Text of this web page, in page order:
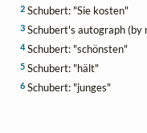
2 Schubert: "Sie kosten"
3 Schubert's autograph (by
4Schubert: "schönsten"
5 Schubert: "hält"
6 Schubert: "junges"